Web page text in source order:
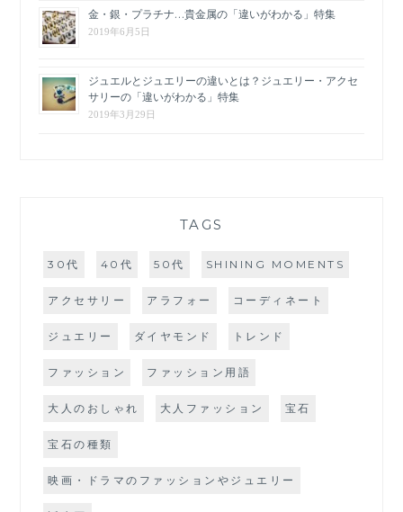
金・銀・プラチナ…貴金属の「違いがわかる」特集
2019年6月5日
ジュエルとジュエリーの違いとは？ジュエリー・アクセ
サリーの「違いがわかる」特集
2019年3月29日
TAGS
30代 40代 50代 SHINING MOMENTS
アクセサリー アラフォー コーディネート
ジュエリー ダイヤモンド トレンド
ファッション ファッション用語
大人のおしゃれ 大人ファッション 宝石
宝石の種類
映画・ドラマのファッションやジュエリー